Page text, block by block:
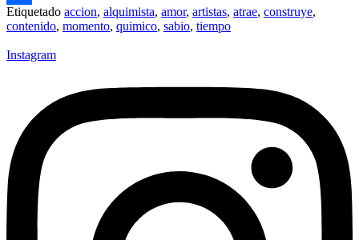
Compartir
Etiquetado accion, alquimista, amor, artistas, atrae, construye,
contenido, momento, quimico, sabio, tiempo
Instagram